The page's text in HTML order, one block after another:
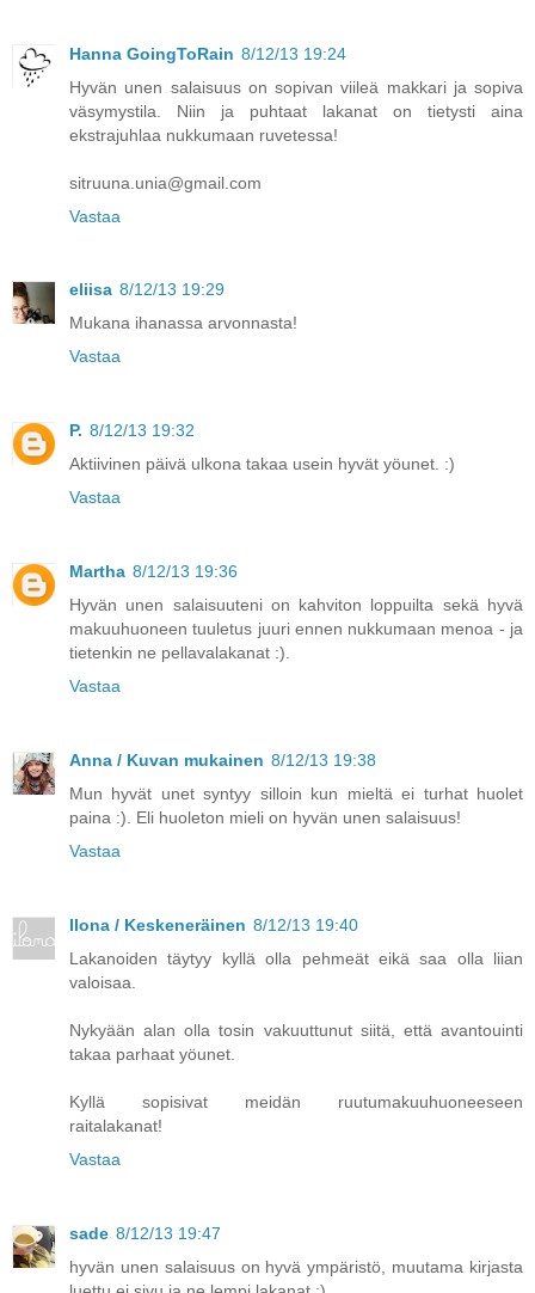
Hanna GoingToRain 8/12/13 19:24
Hyvän unen salaisuus on sopivan viileä makkari ja sopiva
väsymystila. Niin ja puhtaat lakanat on tietysti aina
ekstrajuhlaa nukkumaan ruvetessa!
sitruuna.unia@gmail.com
Vastaa
eliisa 8/12/13 19:29
Mukana ihanassa arvonnasta!
Vastaa
P. 8/12/13 19:32
Aktiivinen päivä ulkona takaa usein hyvät yöunet. :)
Vastaa
Martha 8/12/13 19:36
Hyvän unen salaisuuteni on kahviton loppuilta sekä hyvä
makuuhuoneen tuuletus juuri ennen nukkumaan menoa - ja
tietenkin ne pellavalakanat :).
Vastaa
Anna / Kuvan mukainen 8/12/13 19:38
Mun hyvät unet syntyy silloin kun mieltä ei turhat huolet
paina :). Eli huoleton mieli on hyvän unen salaisuus!
Vastaa
Ilona / Keskeneräinen 8/12/13 19:40
Lakanoiden täytyy kyllä olla pehmeät eikä saa olla liian
valoisaa.
Nykyään alan olla tosin vakuuttunut siitä, että avantouinti
takaa parhaat yöunet.
Kyllä sopisivat meidän ruutumakuuhuoneeseen
raitalakanat!
Vastaa
sade 8/12/13 19:47
hyvän unen salaisuus on hyvä ympäristö, muutama kirjasta